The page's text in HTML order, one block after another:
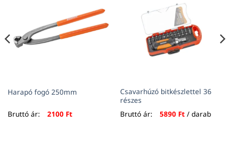
Harapó fogó 250mm
Bruttó ár: 2100 Ft
Csavarhúzó bitkészlettel 36
részes
Bruttó ár:
5890 Ft/ darab